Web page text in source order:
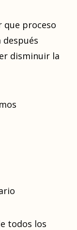
que proceso
disminuir la
todos los